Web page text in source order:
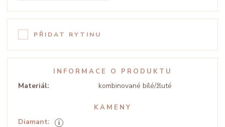
PŘIDAT RYTINU
INFORMACE O PRODUKTU
Materiál: kombinované bílé/žluté
KAMENY
Diamant: